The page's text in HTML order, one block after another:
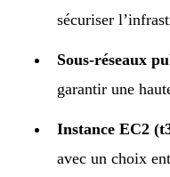
sécuriser
Sous-réseaux
garantir une
Instance EC2
avec un choix